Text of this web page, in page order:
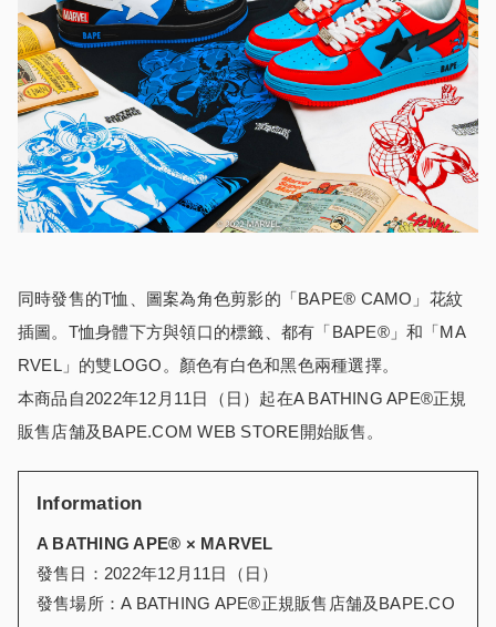
同時發售的T恤、圖案為角色剪影的「BAPE®︎ CAMO」花紋
插圖。T恤身體下方與領口的標籤、都有「BAPE®︎」和「MA
RVEL」的雙LOGO。顏色有白色和黑色兩種選擇。
本商品自2022年12月11日（日）起在A BATHING APE®正規
販售店舗及BAPE.COM WEB STORE開始販售。
Information
A BATHING APE®︎ × MARVEL
發售日：2022年12月11日（日）
發售場所：A BATHING APE®正規販售店舗及BAPE.CO